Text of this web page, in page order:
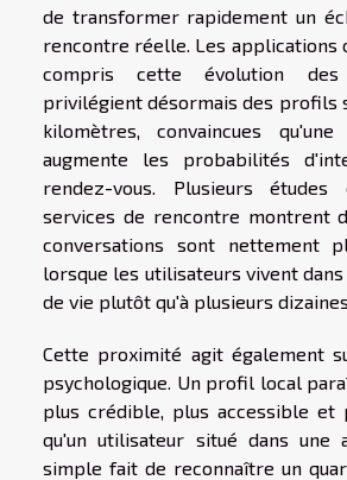
de transformer rapidement un
rencontre réelle. Les applications
compris cette évolution des
privilégient désormais des profils
kilomètres, convaincues
augmente les probabilités
rendez-vous. Plusieurs études
services de rencontre montrent
conversations sont nettement
lorsque les utilisateurs vivent
de vie plutôt qu'à plusieurs
Cette proximité agit également
psychologique. Un profil local
plus crédible, plus accessible et
qu'un utilisateur situé dans une
simple fait de reconnaître un